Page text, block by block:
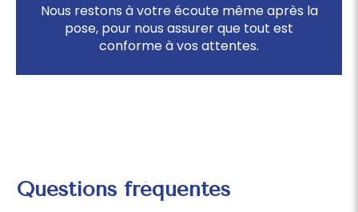
Nous restons à votre écoute même après la
pose, pour nous assurer que tout est
conforme à vos attentes.
Questions fréquentes